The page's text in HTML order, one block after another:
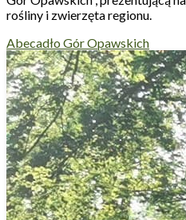
rośliny i zwierzęta regionu.
Abecadło Gór Opawskich